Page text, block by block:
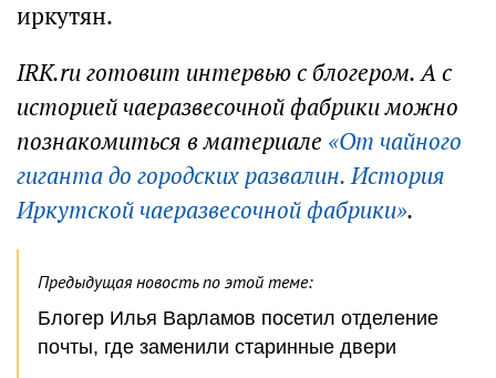
иркутян.
IRK.ru готовит интервью с блогером. А с
историей чаеразвесочной фабрики можно
познакомиться в материале «От чайного
гиганта до городских развалин. История
Иркутской чаеразвесочной фабрики».
Предыдущая новость по этой теме:
Блогер Илья Варламов посетил отделение
почты, где заменили старинные двери